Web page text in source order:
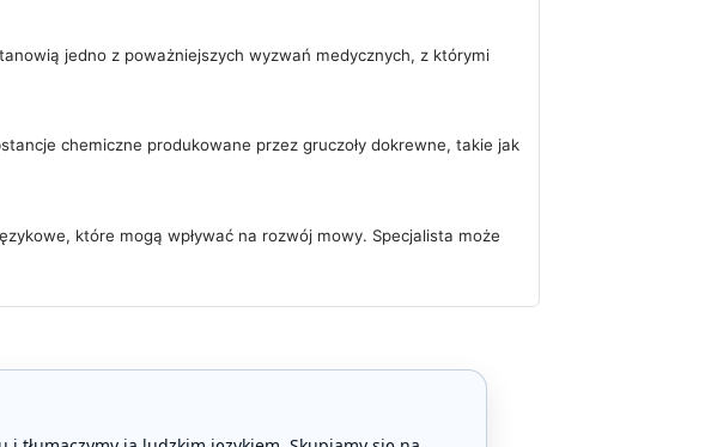
jedno z poważniejszych wyzwań medycznych, z którymi
chemiczne produkowane przez gruczoły dokrewne, takie jak
które mogą wpływać na rozwój mowy. Specjalista może